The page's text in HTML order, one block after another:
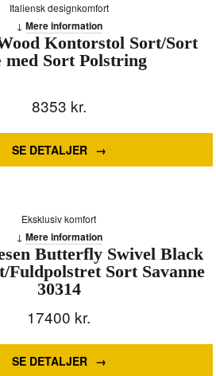
Italiensk designkomfort
Kontorstol Sort/Sort
Sort Polstring
8353 kr.
SE DETALJER
Mere information
Eksklusiv komfort
Butterfly Swivel Black
Fuldpolstret Sort Savanne
30314
17400 kr.
SE DETALJER
Mere information